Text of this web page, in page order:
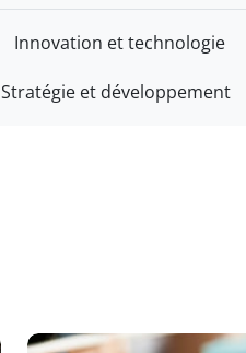
Innovation et technologie
Stratégie et développement